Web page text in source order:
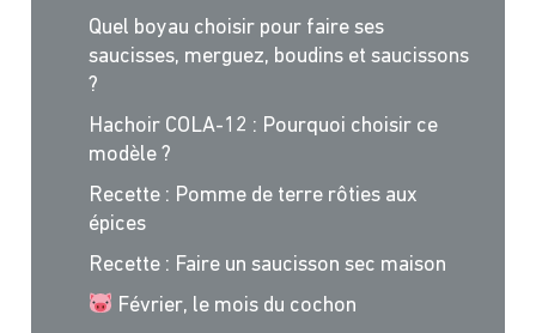
Quel boyau choisir pour faire ses
saucisses, merguez, boudins et saucissons
?
Hachoir COLA-12 : Pourquoi choisir ce
modèle ?
Recette : Pomme de terre rôties aux
épices
Recette : Faire un saucisson sec maison
Février, le mois du cochon